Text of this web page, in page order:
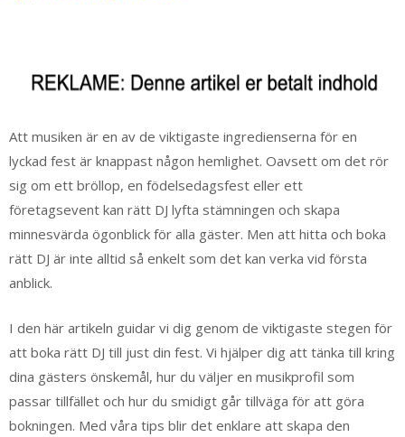
Att musiken är en av de viktigaste ingredienserna för en
lyckad fest är knappast någon hemlighet. Oavsett om det rör
sig om ett bröllop, en födelsedagsfest eller ett
företagsevent kan rätt DJ lyfta stämningen och skapa
minnesvärda ögonblick för alla gäster. Men att hitta och boka
rätt DJ är inte alltid så enkelt som det kan verka vid första
anblick.
I den här artikeln guidar vi dig genom de viktigaste stegen för
att boka rätt DJ till just din fest. Vi hjälper dig att tänka till kring
dina gästers önskemål, hur du väljer en musikprofil som
passar tillfället och hur du smidigt går tillväga för att göra
bokningen. Med våra tips blir det enklare att skapa den